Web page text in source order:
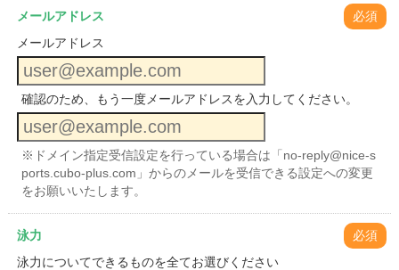
メールアドレス
必須
メールアドレス
確認のため、もう一度メールアドレスを入力してください。
※ドメイン指定受信設定を行っている場合は「no-reply@nice-s
ports.cubo-plus.com」からのメールを受信できる設定への変更
をお願いいたします。
泳力
必須
泳力についてできるものを全てお選びください